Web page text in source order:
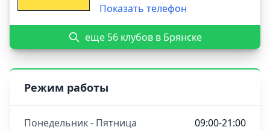
Показать телефон
еще 56 клубов в Брянске
Режим работы
Понедельник - Пятница 09:00-21:00